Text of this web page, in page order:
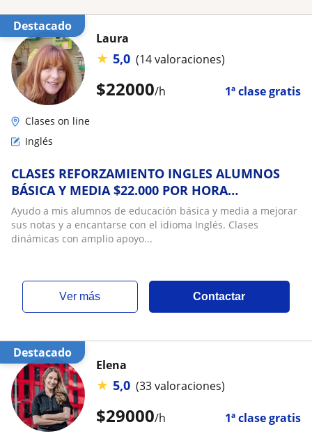
Destacado
$22000/h 1ª clase gratis
Laura
★ 5,0 (14 valoraciones)
Clases on line
Inglés
CLASES REFORZAMIENTO INGLES ALUMNOS
BÁSICA Y MEDIA $22.000 POR HORA
CRONOLOGICA
Ayudo a mis alumnos de educación básica y media a mejorar
sus notas y a encantarse con el idioma Inglés. Clases
dinámicas con amplio apoyo...
ver más Contactar
Destacado
$29000/h 1ª clase gratis
Elena
★ 5,0 (33 valoraciones)